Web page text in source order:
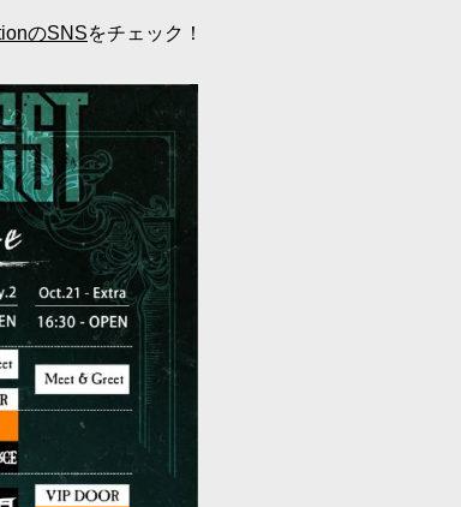
のSNSをチェック！